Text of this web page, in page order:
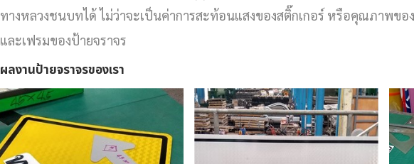
ทางหลวงชนบทได้ ไม่ว่าจะเป็นค่าการสะท้อนแสงของสติ๊กเกอร์ หรือคุณภาพของ
และเฟรมของป้ายจราจร
ผลงานป้ายจราจรของเรา
บังคับ ป้ายแนะนำ
กรมทางหลวง
ชนบทปี 2561
และป้ายหยุด คืน
45 ซม.
Date2 กุมภาพันธ์ 2026
ป้ายจราจร ป้ายจราจร